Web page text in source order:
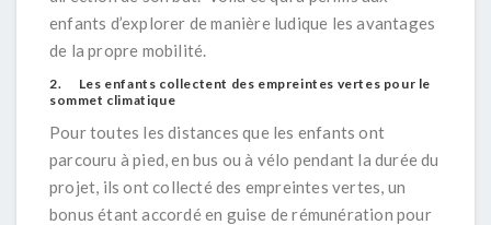
enfants d’explorer de manière ludique les avantages
de la propre mobilité.
2. Les enfants collectent des empreintes vertes pour le
sommet climatique
Pour toutes les distances que les enfants ont
parcouru à pied, en bus ou à vélo pendant la durée du
projet, ils ont collecté des empreintes vertes, un
bonus étant accordé en guise de rémunération pour